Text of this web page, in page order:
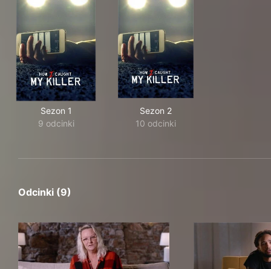
Sezon 1
9 odcinki
Sezon 2
10 odcinki
Odcinki (9)